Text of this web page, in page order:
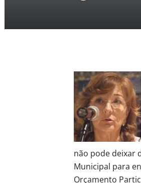
não pode deixar
Municipal para
Orçamento